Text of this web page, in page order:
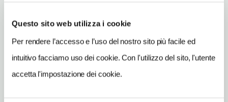
Questo sito web utilizza i cookie
Per rendere l’accesso e l’uso del nostro sito più facile ed
intuitivo facciamo uso dei cookie. Con l'utilizzo del sito, l'utente
accetta l'impostazione dei cookie.
CONDIVIDI